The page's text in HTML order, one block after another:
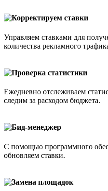
Корректируем ставки
Управляем ставками для
количества рекламного
Проверка статистики
Ежедневно отслеживаем
следим за расходом бюджета.
Бид-менеджер
С помощью программного
обновляем ставки.
Замена площадок